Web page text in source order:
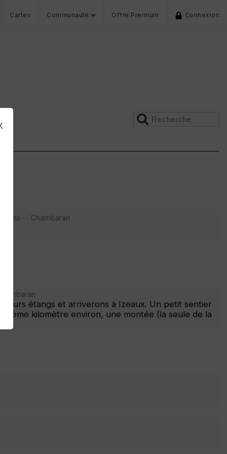
Cartes Communauté Offre Premium Connexion
· · Chambaran
étangs et arriverons à Izeaux. Un petit sentier
kilomètre environ, une montée (la seule de la